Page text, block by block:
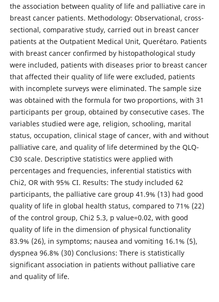
the association between quality of life and palliative care in
breast cancer patients. Methodology: Observational, cross-
sectional, comparative study, carried out in breast cancer
patients at the Outpatient Medical Unit, Querétaro. Patients
with breast cancer confirmed by histopathological study
were included, patients with diseases prior to breast cancer
that affected their quality of life were excluded, patients
with incomplete surveys were eliminated. The sample size
was obtained with the formula for two proportions, with 31
participants per group, obtained by consecutive cases. The
variables studied were age, religion, schooling, marital
status, occupation, clinical stage of cancer, with and without
palliative care, and quality of life determined by the QLQ-
C30 scale. Descriptive statistics were applied with
percentages and frequencies, inferential statistics with
Chi2, OR with 95% CI. Results: The study included 62
participants, the palliative care group 41.9% (13) had good
quality of life in global health status, compared to 71% (22)
of the control group, Chi2 5.3, p value=0.02, with good
quality of life in the dimension of physical functionality
83.9% (26), in symptoms; nausea and vomiting 16.1% (5),
dyspnea 96.8% (30) Conclusions: There is statistically
significant association in patients without palliative care
and quality of life.